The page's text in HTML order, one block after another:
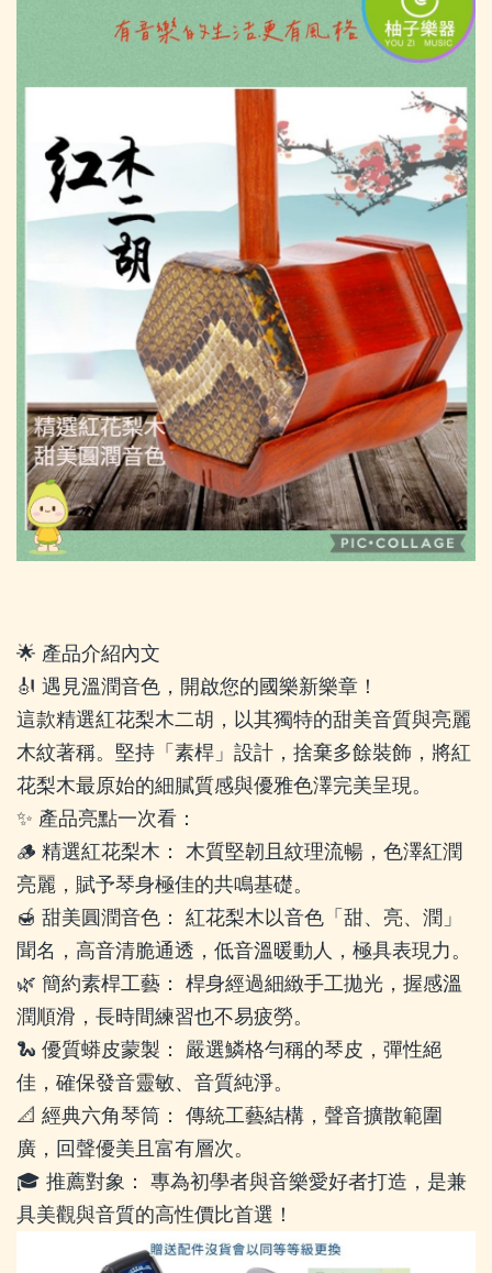
🌟 產品介紹內文
🎻 遇見溫潤音色，開啟您的國樂新樂章！
這款精選紅花梨木二胡，以其獨特的甜美音質與亮麗
木紋著稱。堅持「素桿」設計，捨棄多餘裝飾，將紅
花梨木最原始的細膩質感與優雅色澤完美呈現。
✨ 產品亮點一次看：
🪵 精選紅花梨木： 木質堅韌且紋理流暢，色澤紅潤
亮麗，賦予琴身極佳的共鳴基礎。
🍯 甜美圓潤音色： 紅花梨木以音色「甜、亮、潤」
聞名，高音清脆通透，低音溫暖動人，極具表現力。
🌿 簡約素桿工藝： 桿身經過細緻手工拋光，握感溫
潤順滑，長時間練習也不易疲勞。
🐍 優質蟒皮蒙製： 嚴選鱗格勻稱的琴皮，彈性絕
佳，確保發音靈敏、音質純淨。
📐 經典六角琴筒： 傳統工藝結構，聲音擴散範圍
廣，回聲優美且富有層次。
🎓 推薦對象： 專為初學者與音樂愛好者打造，是兼
具美觀與音質的高性價比首選！